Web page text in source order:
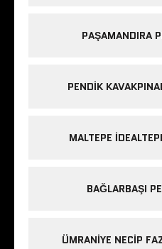
PAŞAMANDIRA
PENDIK
MALTEPE
BAĞLARBAŞI
ÜMRANIYE NECIP